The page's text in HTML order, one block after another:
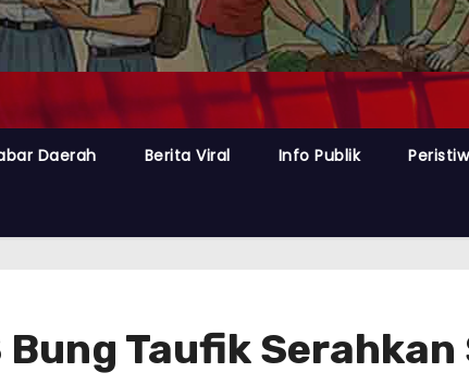
Daerah Berita Viral Info Publik
Taufik Serahkan